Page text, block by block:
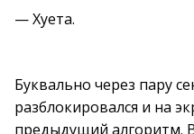
— Хуета.
Буквально через пару
разблокировался и на
предыдущий алгоритм.